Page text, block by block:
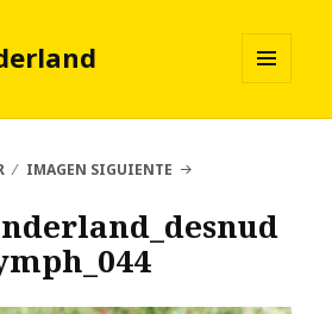
Y
IMAGEN SIGUIENTE